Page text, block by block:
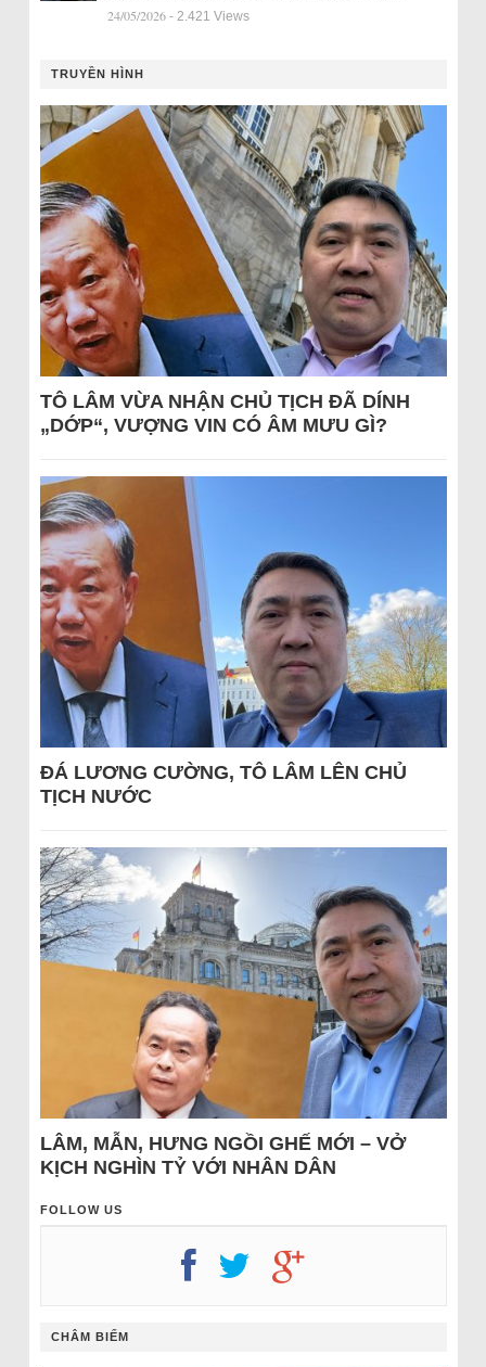
24/05/2026 - 2.421 Views
TRUYỀN HÌNH
TÔ LÂM VỪA NHẬN CHỦ TỊCH ĐÃ DÍNH
„DỚP“, VƯỢNG VIN CÓ ÂM MƯU GÌ?
ĐÁ LƯƠNG CƯỜNG, TÔ LÂM LÊN CHỦ
TỊCH NƯỚC
LÂM, MẪN, HƯNG NGỒI GHẾ MỚI – VỞ
KỊCH NGHÌN TỶ VỚI NHÂN DÂN
FOLLOW US
CHÂM BIẾM